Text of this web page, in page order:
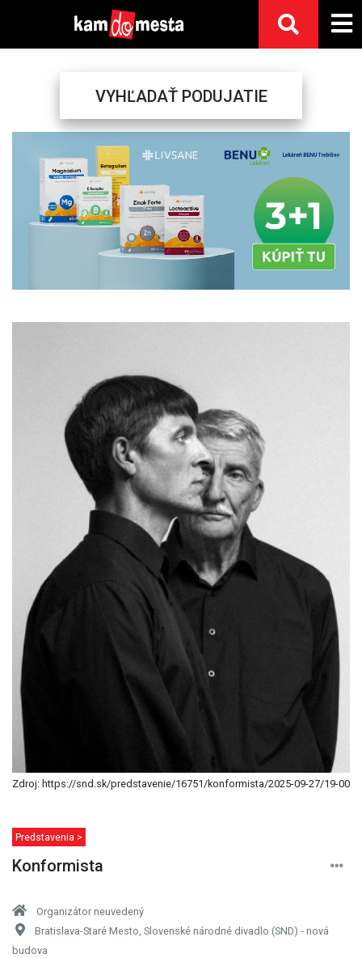
VYHĽADAŤ PODUJATIE
Previous Next
Zdroj: https://snd.sk/predstavenie/16751/konformista/2025-09-27/19-00
Predstavenia >
Konformista
Organizátor neuvedený
Bratislava-Staré Mesto, Slovenské národné divadlo (SND) - nová
budova